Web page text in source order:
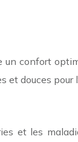
confort
douces pour
et les